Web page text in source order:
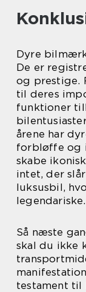
Dyre
De er
og prestige.
til deres
funktioner
årene har
forbløffe og
skabe
intet, der
luksusbil,
legendariske.
Så næste
skal du ikke
testament